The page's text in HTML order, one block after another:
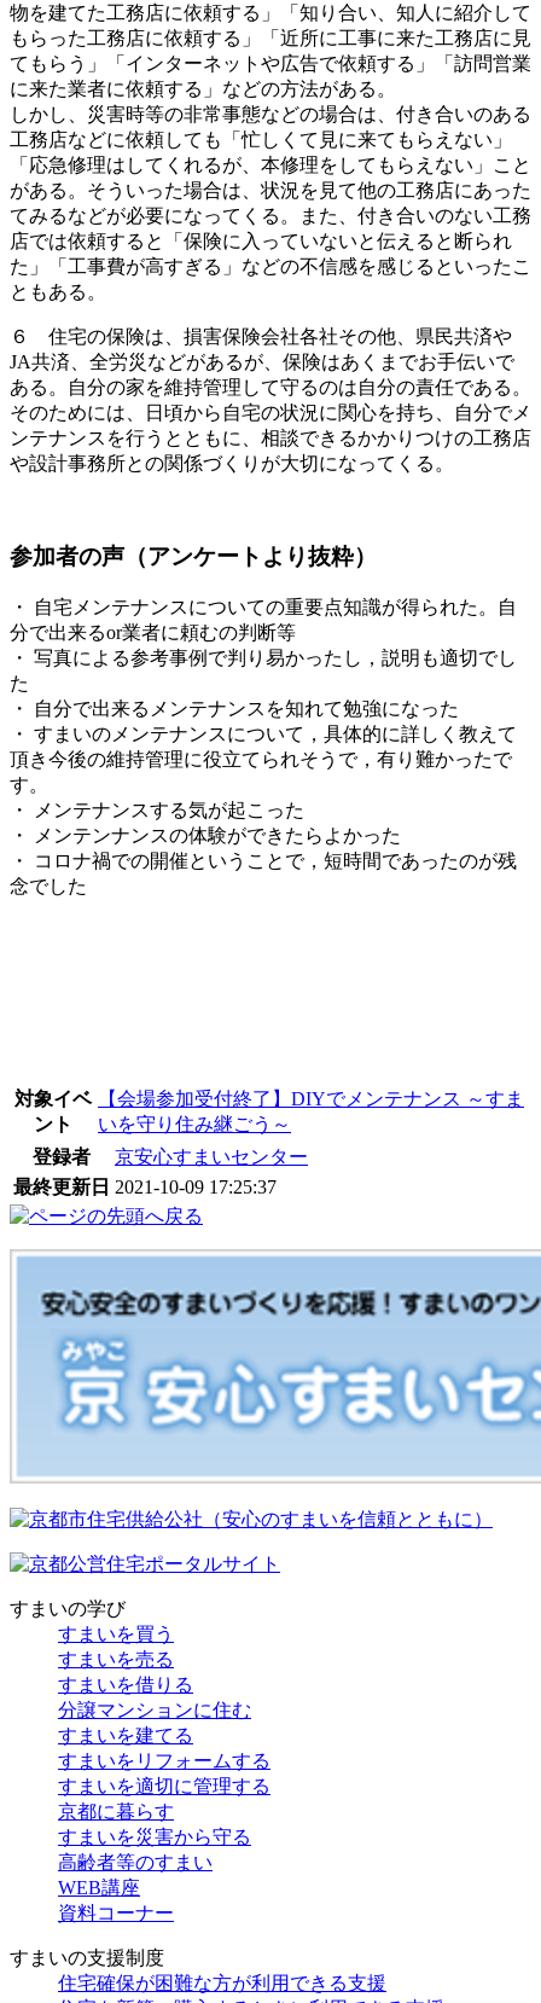
物を建てた工務店に依頼する」「知り合い、知人に紹介して
もらった工務店に依頼する」「近所に工事に来た工務店に見
てもらう」「インターネットや広告で依頼する」「訪問営業
に来た業者に依頼する」などの方法がある。
しかし、災害時等の非常事態などの場合は、付き合いのある
工務店などに依頼しても「忙しくて見に来てもらえない」
「応急修理はしてくれるが、本修理をしてもらえない」こと
がある。そういった場合は、状況を見て他の工務店にあった
てみるなどが必要になってくる。また、付き合いのない工務
店では依頼すると「保険に入っていないと伝えると断られ
た」「工事費が高すぎる」などの不信感を感じるといったこ
ともある。
６ 住宅の保険は、損害保険会社各社その他、県民共済や
JA共済、全労災などがあるが、保険はあくまでお手伝いで
ある。自分の家を維持管理して守るのは自分の責任である。
そのためには、日頃から自宅の状況に関心を持ち、自分でメ
ンテナンスを行うとともに、相談できるかかりつけの工務店
や設計事務所との関係づくりが大切になってくる。
参加者の声（アンケートより抜粋）
・ 自宅メンテナンスについての重要点知識が得られた。自
分で出来るor業者に頼むの判断等
・ 写真による参考事例で判り易かったし，説明も適切でし
た
・ 自分で出来るメンテナンスを知れて勉強になった
・ すまいのメンテナンスについて，具体的に詳しく教えて
頂き今後の維持管理に役立てられそうで，有り難かったで
す。
・ メンテナンスする気が起こった
・ メンテンナンスの体験ができたらよかった
・ コロナ禍での開催ということで，短時間であったのが残
念でした
対象イベ
ント
【会場参加受付終了】DIYでメンテナンス ～すま
いを守り住み継ごう～
登録者
京安心すまいセンター
最終更新日 2021-10-09 17:25:37
すまいの学び
すまいを買う
すまいを売る
すまいを借りる
分譲マンションに住む
すまいを建てる
すまいをリフォームする
すまいを適切に管理する
京都に暮らす
すまいを災害から守る
高齢者等のすまい
WEB講座
資料コーナー
すまいの支援制度
住宅確保が困難な方が利用できる支援